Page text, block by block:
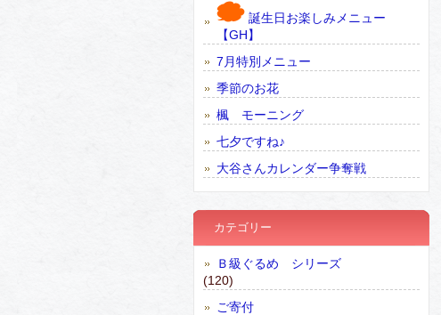
誕生日お楽しみメニュー
【GH】
7月特別メニュー
季節のお花
楓 モーニング
七夕ですね♪
大谷さんカレンダー争奪戦
カテゴリー
Ｂ級ぐるめ シリーズ
(120)
ご寄付